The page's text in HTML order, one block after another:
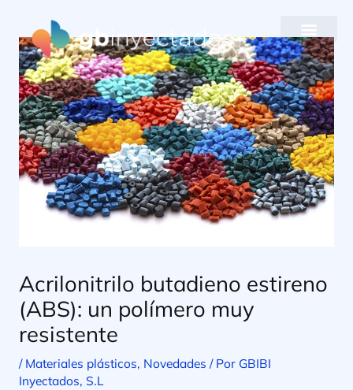
contenido
Acrilonitrilo butadieno estireno
(ABS): un polímero muy
resistente
/ Materiales plásticos, Novedades / Por GBIBI
Inyectados, S.L